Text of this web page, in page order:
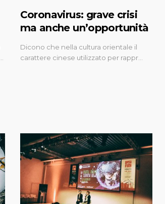
Coronavirus: grave crisi
ma anche un’opportunità
Dicono che nella cultura orientale il
carattere cinese utilizzato per rappr…